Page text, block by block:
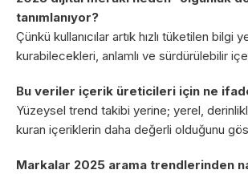
tanımlanıyor?
Çünkü kullanıcılar artık hızlı tüketilen bilgi
kurabilecekleri, anlamlı ve sürdürülebilir
Bu veriler içerik üreticileri için ne
Yüzeysel trend takibi yerine; yerel,
kuran içeriklerin daha değerli olduğunu
Markalar 2025 arama trendlerinden